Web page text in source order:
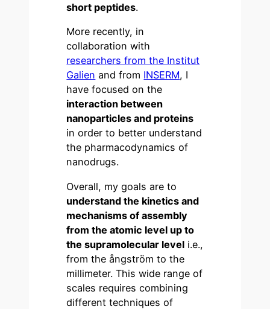
short peptides.
More recently, in
collaboration with
researchers from the Institut
Galien and from INSERM, I
have focused on the
interaction between
nanoparticles and proteins
in order to better understand
the pharmacodynamics of
nanodrugs.
Overall, my goals are to
understand the kinetics and
mechanisms of assembly
from the atomic level up to
the supramolecular level i.e.,
from the ångström to the
millimeter. This wide range of
scales requires combining
different techniques of